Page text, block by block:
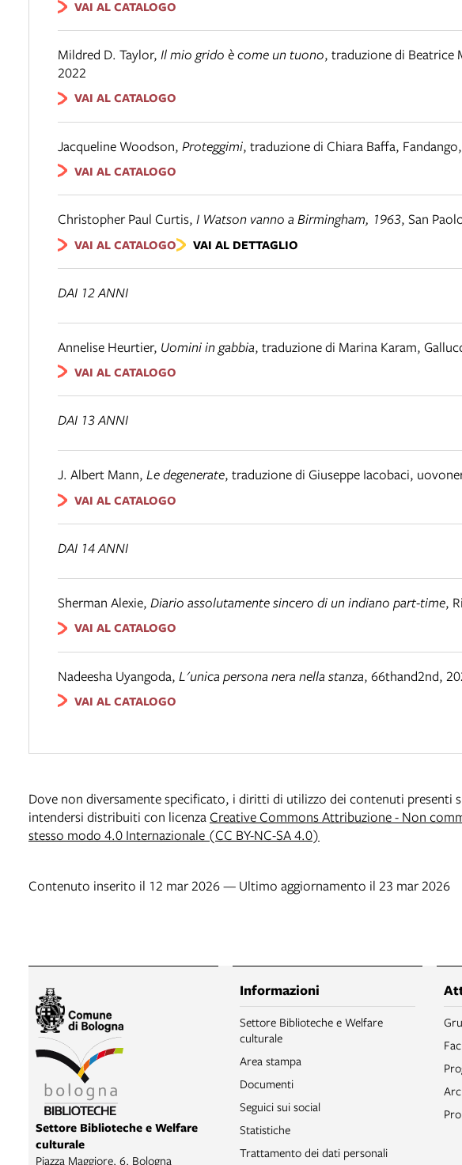
VAI AL CATALOGO
Mildred D. Taylor, Il mio grido è come un tuono, traduzione di Beatrice
2022
VAI AL CATALOGO
Jacqueline Woodson, Proteggimi, traduzione di Chiara Baffa, Fandango,
VAI AL CATALOGO
Christopher Paul Curtis, I Watson vanno a Birmingham, 1963, San
VAI AL CATALOGO VAI AL DETTAGLIO
DAI 12 ANNI
Annelise Heurtier, Uomini in gabbia, traduzione di Marina Karam,
VAI AL CATALOGO
DAI 13 ANNI
J. Albert Mann, Le degenerate, traduzione di Giuseppe Iacobaci,
VAI AL CATALOGO
DAI 14 ANNI
Sherman Alexie, Diario assolutamente sincero di un indiano part-time,
VAI AL CATALOGO
Nadeesha Uyangoda, L'unica persona nera nella stanza, 66thand2nd,
VAI AL CATALOGO
Dove non diversamente specificato, i diritti di utilizzo dei contenuti presenti
intendersi distribuiti con licenzaCreative Commons Attribuzione - Non
stesso modo 4.0 Internazionale (CC BY-NC-SA 4.0)
Contenuto inserito il 12 mar 2026 — Ultimo aggiornamento il 23 mar 2026
Settore Biblioteche e Welfare
culturale
Piazza Maggiore, 6, Bologna
Informazioni
Settore Biblioteche e Welfare
culturale
Area stampa
Documenti
Seguici sui social
Statistiche
Trattamento dei dati personali